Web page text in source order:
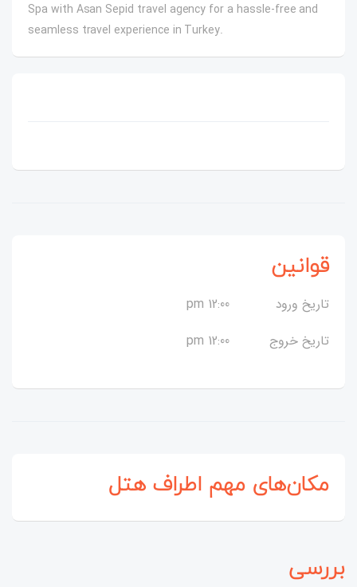
Spa with Asan Sepid travel agency for a hassle-free and
seamless travel experience in Turkey.
قوانین
تاریخ ورود
12:00 pm
تاریخ خروج
12:00 pm
مکان‌های مهم اطراف هتل
بررسی